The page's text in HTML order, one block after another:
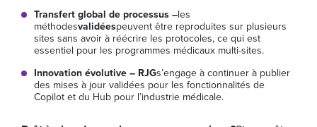
Transfert global de processus –les
méthodesvalidéespeuvent être reproduites sur plusieurs
sites sans avoir à réécrire les protocoles, ce qui est
essentiel pour les programmes médicaux multi-sites.
Innovation évolutive – RJGs’engage à continuer à publier
des mises à jour validées pour les fonctionnalités de
Copilot et du Hub pour l’industrie médicale.